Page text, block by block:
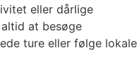
eller dårlige
at besøge
ture eller følge lokale